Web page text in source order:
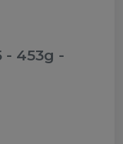
453g -